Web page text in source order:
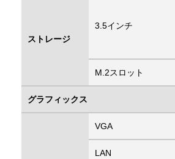
ストレージ
3.5インチ
M.2スロット
グラフィックス
VGA
LAN